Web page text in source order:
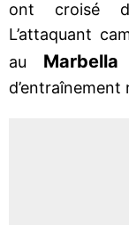
ont croisé
L’attaquant
au
d’entraînement